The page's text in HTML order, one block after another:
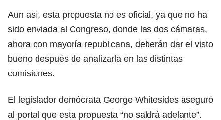
Aun así, esta propuesta no es oficial, ya que no ha
sido enviada al Congreso, donde las dos cámaras,
ahora con mayoría republicana, deberán dar el visto
bueno después de analizarla en las distintas
comisiones.
El legislador demócrata George Whitesides aseguró
al portal que esta propuesta “no saldrá adelante”.